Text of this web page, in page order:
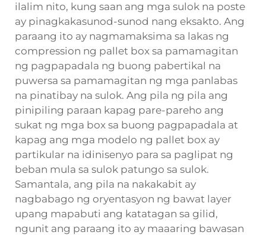
ilalim nito, kung saan ang mga sulok na poste
ay pinagkakasunod-sunod nang eksakto. Ang
paraang ito ay nagmamaksima sa lakas ng
compression ng pallet box sa pamamagitan
ng pagpapadala ng buong pabertikal na
puwersa sa pamamagitan ng mga panlabas
na pinatibay na sulok. Ang pila ng pila ang
pinipiling paraan kapag pare-pareho ang
sukat ng mga box sa buong pagpapadala at
kapag ang mga modelo ng pallet box ay
partikular na idinisenyo para sa paglipat ng
beban mula sa sulok patungo sa sulok.
Samantala, ang pila na nakakabit ay
nagbabago ng oryentasyon ng bawat layer
upang mapabuti ang katatagan sa gilid,
ngunit ang paraang ito ay maaaring bawasan